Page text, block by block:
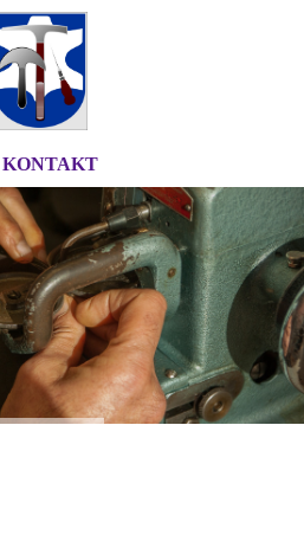
KONTAKT